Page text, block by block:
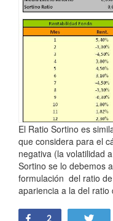
El Ratio Sortino es
que considera para el
negativa (la volatilidad
Sortino se lo debemos
formulación del ratio
apariencia a la del
Share
2